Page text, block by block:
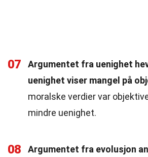
07
Argumentet fra uenighet
uenighet viser mangel på
moralske verdier var
mindre uenighet.
08
Argumentet fra evolusjon